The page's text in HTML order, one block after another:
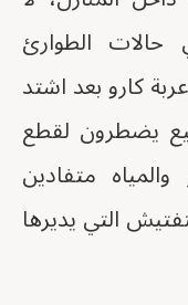
الطوارئ
كارو بعد اشتد
يضطرون لقطع
متفادين
التي يديرها